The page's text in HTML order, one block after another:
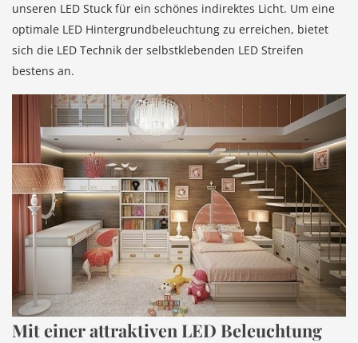
unseren LED Stuck für ein schönes indirektes Licht. Um eine
optimale LED Hintergrundbeleuchtung zu erreichen, bietet
sich die LED Technik der selbstklebenden LED Streifen
bestens an.
Mit einer attraktiven LED Beleuchtung